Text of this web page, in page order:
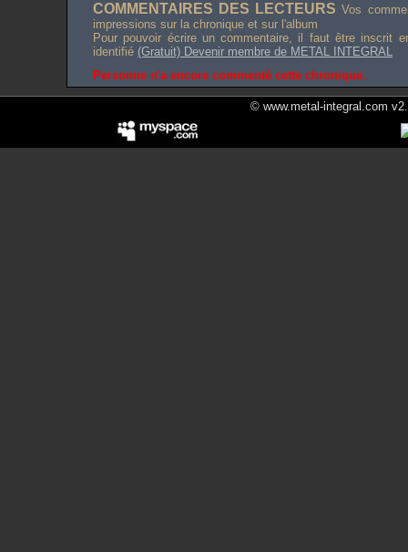
COMMENTAIRES DES LECTEURS Vos
impressions sur la chronique et sur l'album
Pour pouvoir écrire un commentaire, il faut être inscrit
identifié (Gratuit) Devenir membre de METAL INTEGRAL
Personne n'a encore commenté cette chronique.
© www.metal-integral.com